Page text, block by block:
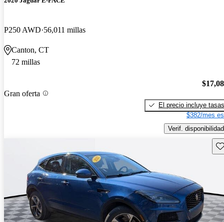
P250 AWD 56,011 millas
Canton, CT
72 millas
Gran oferta
El precio incluye tasas
$382/mes
Verif. disponibilidad